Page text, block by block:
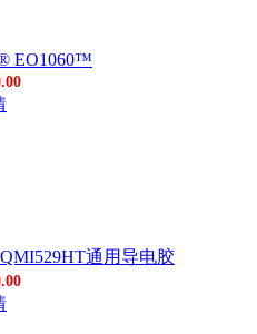
EO1060™
通用导电胶